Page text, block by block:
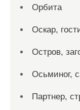
Орбита
Оскар,
Остров,
Осьминог,
Партнер,